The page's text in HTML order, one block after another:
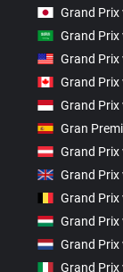
Grand
Grand Prix
Grand
Grand
Grand
Gran
Grand
Grand
Grand Prix
Grand
Grand
Grand